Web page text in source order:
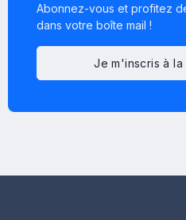
Abonnez-vous et profitez
dans votre boîte mail !
Je m'inscris à